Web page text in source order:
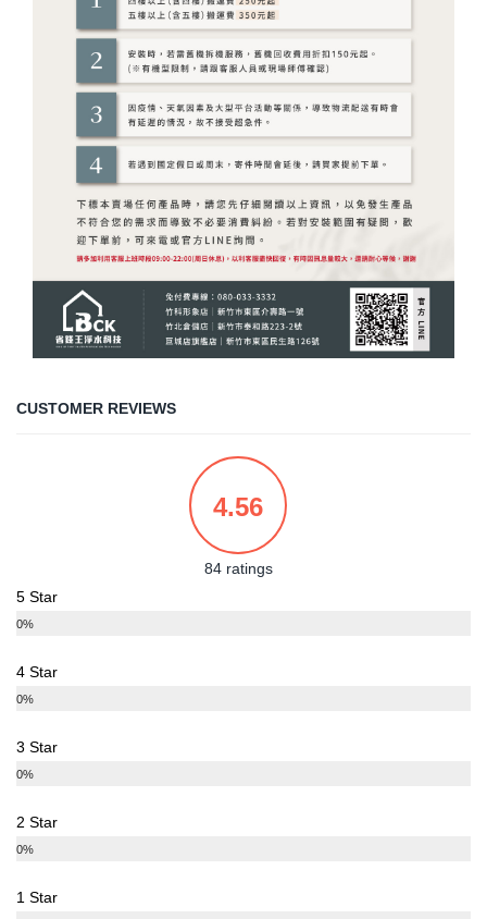
CUSTOMER REVIEWS
4.56
84 ratings
5 Star
0%
4 Star
0%
3 Star
0%
2 Star
0%
1 Star